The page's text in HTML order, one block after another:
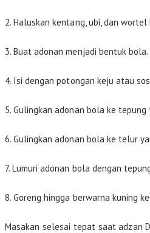
2. Haluskan kentang, ubi, dan
3. Buat adonan menjadi bentuk
4. Isi dengan potongan keju atau
5. Gulingkan adonan bola ke
6. Gulingkan adonan bola ke telur
7. Lumuri adonan bola dengan
8. Goreng hingga berwarna kuning
Masakan selesai tepat saat adzan